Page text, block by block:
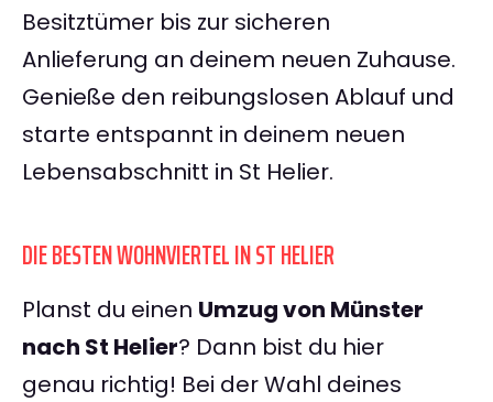
Besitztümer bis zur sicheren
Anlieferung an deinem neuen Zuhause.
Genieße den reibungslosen Ablauf und
starte entspannt in deinem neuen
Lebensabschnitt in St Helier.
DIE BESTEN WOHNVIERTEL IN ST HELIER
Planst du einen Umzug von Münster
nach St Helier? Dann bist du hier
genau richtig! Bei der Wahl deines